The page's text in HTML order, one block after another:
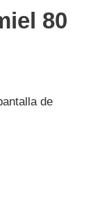
80
de